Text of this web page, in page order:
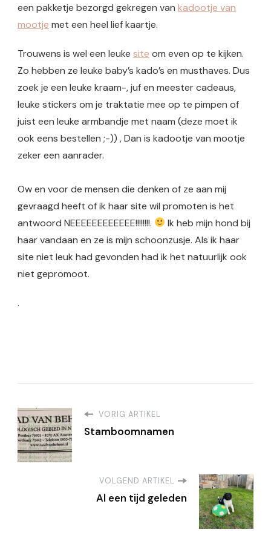
een pakketje bezorgd gekregen van kadootje van
mootje met een heel lief kaartje.
Trouwens is wel een leuke site om even op te kijken.
Zo hebben ze leuke baby’s kado’s en musthaves. Dus
zoek je een leuke kraam-, juf en meester cadeaus,
leuke stickers om je traktatie mee op te pimpen of
juist een leuke armbandje met naam (deze moet ik
ook eens bestellen ;-)) , Dan is kadootje van mootje
zeker een aanrader.
Ow en voor de mensen die denken of ze aan mij
gevraagd heeft of ik haar site wil promoten is het
antwoord NEEEEEEEEEEEE!!!!!!!!.
Ik heb mijn hond bij
haar vandaan en ze is mijn schoonzusje. Als ik haar
site niet leuk had gevonden had ik het natuurlijk ook
niet gepromoot.
.
VORIG ARTIKEL
Stamboomnamen
VOLGEND ARTIKEL
Al een tijd geleden